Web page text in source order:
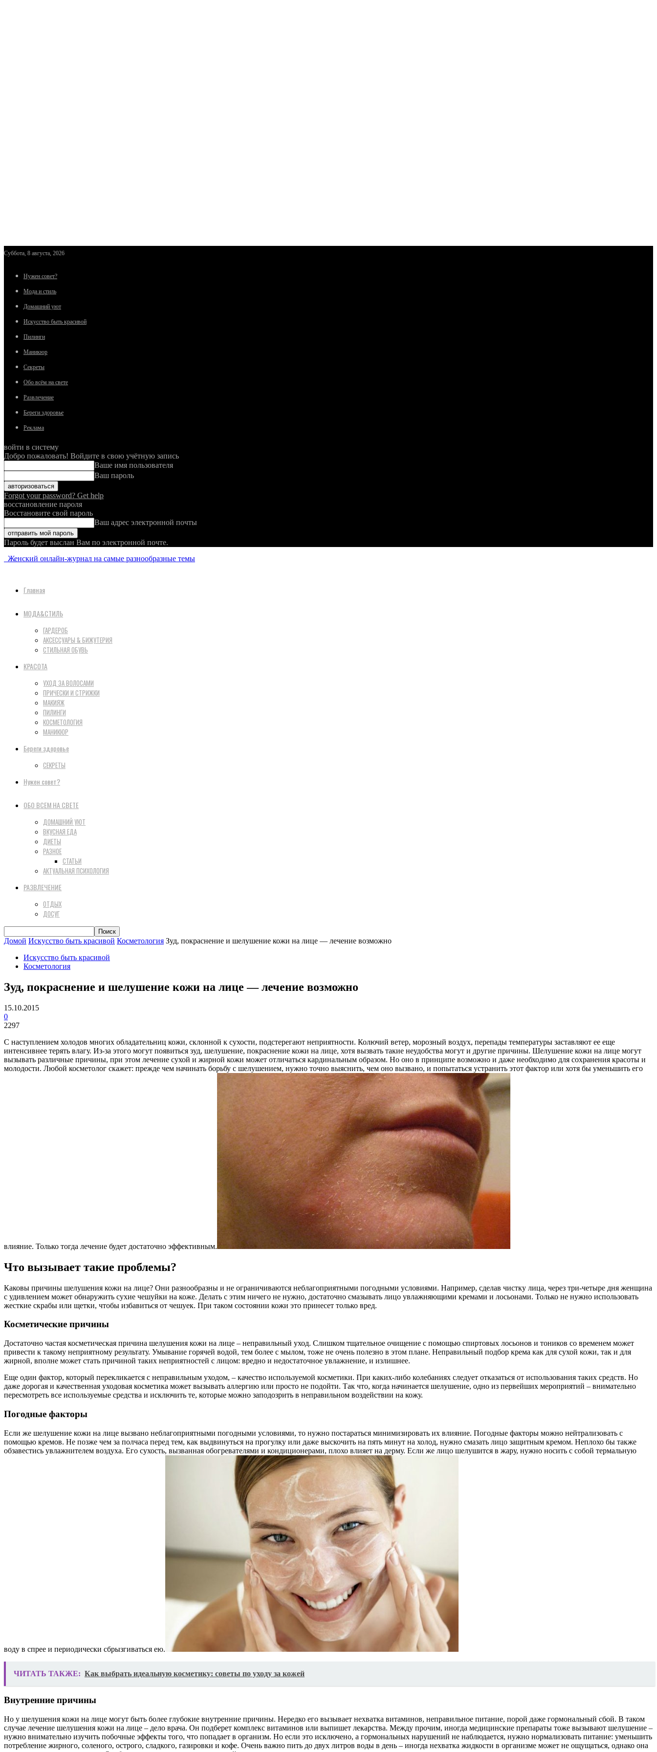
Суббота, 8 августа, 2026
Нужен совет?
Мода и стиль
Домашний уют
Искусство быть красивой
Пилинги
Маникюр
Секреты
Обо всём на свете
Развлечение
Береги здоровье
Реклама
войти в систему
Добро пожаловать! Войдите в свою учётную запись
Ваше имя пользователя
Ваш пароль
Forgot your password? Get help
восстановление пароля
Восстановите свой пароль
Ваш адрес электронной почты
Пароль будет выслан Вам по электронной почте.
Женский онлайн-журнал на самые разнообразные темы
Главная
МОДА&СТИЛЬ
ГАРДЕРОБ
АКСЕССУАРЫ & БИЖУТЕРИЯ
СТИЛЬНАЯ ОБУВЬ
КРАСОТА
УХОД ЗА ВОЛОСАМИ
ПРИЧЕСКИ И СТРИЖКИ
МАКИЯЖ
ПИЛИНГИ
КОСМЕТОЛОГИЯ
МАНИКЮР
Береги здоровье
СЕКРЕТЫ
Нужен совет?
ОБО ВСЕМ НА СВЕТЕ
ДОМАШНИЙ УЮТ
ВКУСНАЯ ЕДА
ДИЕТЫ
РАЗНОЕ
СТАТЬИ
АКТУАЛЬНАЯ ПСИХОЛОГИЯ
РАЗВЛЕЧЕНИЕ
ОТДЫХ
ДОСУГ
Домой Искусство быть красивой Косметология Зуд, покраснение и шелушение кожи на лице — лечение возможно
Искусство быть красивой
Косметология
Зуд, покраснение и шелушение кожи на лице — лечение возможно
15.10.2015
0
2297
С наступлением холодов многих обладательниц кожи, склонной к сухости, подстерегают неприятности. Колючий ветер, морозный воздух, перепады температуры заставляют ее еще
интенсивнее терять влагу. Из-за этого могут появиться зуд, шелушение, покраснение кожи на лице, хотя вызвать такие неудобства могут и другие причины. Шелушение кожи на лице могут
вызывать различные причины, при этом лечение сухой и жирной кожи может отличаться кардинальным образом. Но оно в принципе возможно и даже необходимо для сохранения красоты и
молодости. Любой косметолог скажет: прежде чем начинать борьбу с шелушением, нужно точно выяснить, чем оно вызвано, и попытаться устранить этот фактор или хотя бы уменьшить его
влияние. Только тогда лечение будет достаточно эффективным.
Что вызывает такие проблемы?
Каковы причины шелушения кожи на лице? Они разнообразны и не ограничиваются неблагоприятными погодными условиями. Например, сделав чистку лица, через три-четыре дня женщина
с удивлением может обнаружить сухие чешуйки на коже. Делать с этим ничего не нужно, достаточно смазывать лицо увлажняющими кремами и лосьонами. Только не нужно использовать
жесткие скрабы или щетки, чтобы избавиться от чешуек. При таком состоянии кожи это принесет только вред.
Косметические причины
Достаточно частая косметическая причина шелушения кожи на лице – неправильный уход. Слишком тщательное очищение с помощью спиртовых лосьонов и тоников со временем может
привести к такому неприятному результату. Умывание горячей водой, тем более с мылом, тоже не очень полезно в этом плане. Неправильный подбор крема как для сухой кожи, так и для
жирной, вполне может стать причиной таких неприятностей с лицом: вредно и недостаточное увлажнение, и излишнее.
Еще один фактор, который перекликается с неправильным уходом, – качество используемой косметики. При каких-либо колебаниях следует отказаться от использования таких средств. Но
даже дорогая и качественная уходовая косметика может вызывать аллергию или просто не подойти. Так что, когда начинается шелушение, одно из первейших мероприятий – внимательно
пересмотреть все используемые средства и исключить те, которые можно заподозрить в неправильном воздействии на кожу.
Погодные факторы
Если же шелушение кожи на лице вызвано неблагоприятными погодными условиями, то нужно постараться минимизировать их влияние. Погодные факторы можно нейтрализовать с
помощью кремов. Не позже чем за полчаса перед тем, как выдвинуться на прогулку или даже выскочить на пять минут на холод, нужно смазать лицо защитным кремом. Неплохо бы также
обзавестись увлажнителем воздуха. Его сухость, вызванная обогревателями и кондиционерами, плохо влияет на дерму. Если же лицо шелушится в жару, нужно носить с собой термальную
воду в спрее и периодически сбрызгиваться ею.
ЧИТАТЬ ТАКЖЕ: Как выбрать идеальную косметику: советы по уходу за кожей
Внутренние причины
Но у шелушения кожи на лице могут быть более глубокие внутренние причины. Нередко его вызывает нехватка витаминов, неправильное питание, порой даже гормональный сбой. В таком
случае лечение шелушения кожи на лице – дело врача. Он подберет комплекс витаминов или выпишет лекарства. Между прочим, иногда медицинские препараты тоже вызывают шелушение –
нужно внимательно изучить побочные эффекты того, что попадает в организм. Но если это исключено, а гормональных нарушений не наблюдается, нужно нормализовать питание: уменьшить
потребление жирного, соленого, острого, сладкого, газировки и кофе. Очень важно пить до двух литров воды в день – иногда нехватка жидкости в организме может не ощущаться, однако она